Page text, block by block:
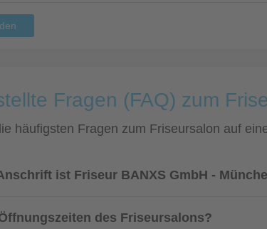
Fragen (FAQ) zum
häufigsten Fragen zum Friseursalon auf
ist Friseur BANXS GmbH -
des Friseursalons?